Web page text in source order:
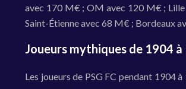
avec 170 M€ ; OM avec 120 M€ ;
Saint-Étienne avec 68 M€ ; Bordeaux
Joueurs mythiques de 1904
Les joueurs de PSG FC pendant 1904